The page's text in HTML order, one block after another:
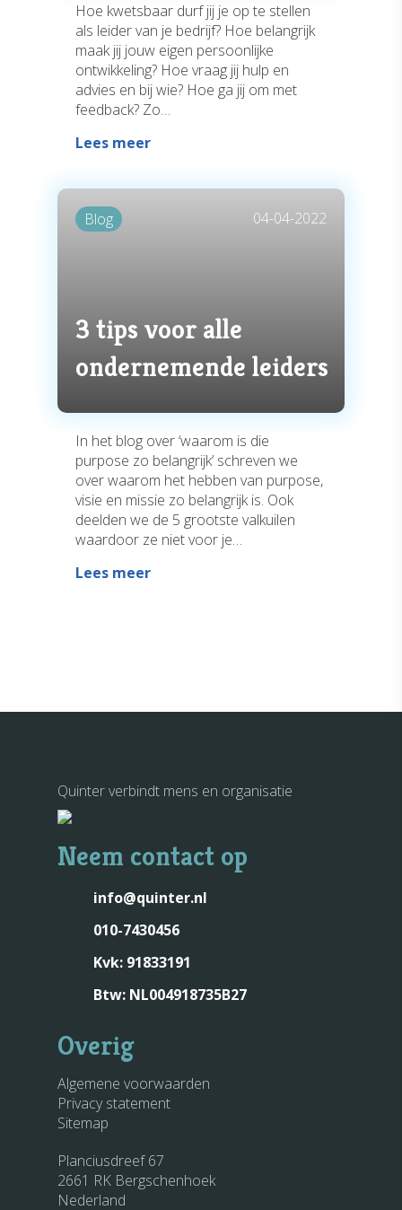
Hoe kwetsbaar durf jij je op te stellen
als leider van je bedrijf? Hoe belangrijk
maak jij jouw eigen persoonlijke
ontwikkeling? Hoe vraag jij hulp en
advies en bij wie? Hoe ga jij om met
feedback? Zo…
Lees meer
Blog 04-04-2022
3 tips voor alle
ondernemende leiders
In het blog over ‘waarom is die
purpose zo belangrijk’ schreven we
over waarom het hebben van purpose,
visie en missie zo belangrijk is. Ook
deelden we de 5 grootste valkuilen
waardoor ze niet voor je…
Lees meer
Quinter verbindt mens en organisatie
Neem contact op
info@quinter.nl
010-7430456
Kvk: 91833191
Btw: NL004918735B27
Overig
Algemene voorwaarden
Privacy statement
Sitemap
Planciusdreef 67
2661 RK Bergschenhoek
Nederland